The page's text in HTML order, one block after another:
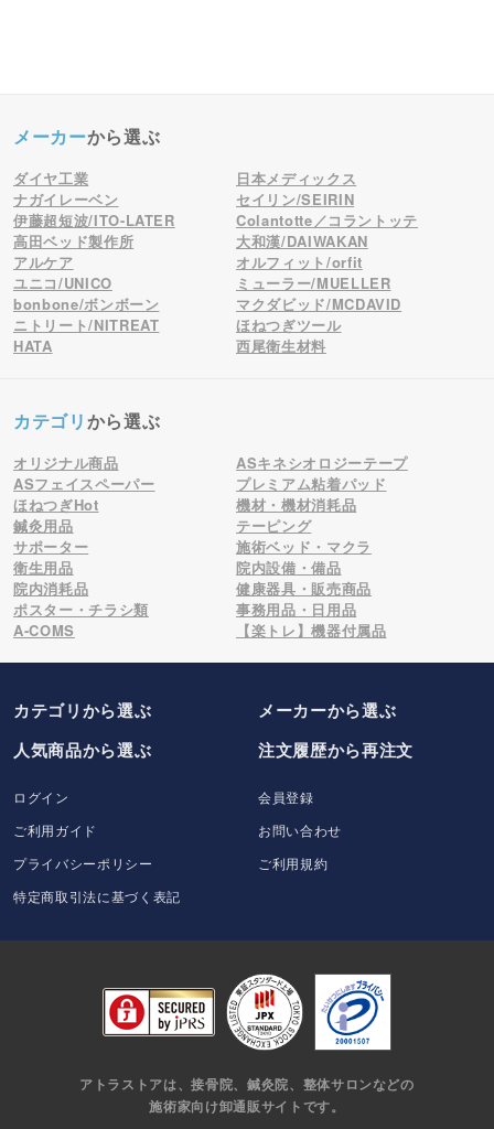
メーカーから選ぶ
ダイヤ工業
日本メディックス
ナガイレーベン
セイリン/SEIRIN
伊藤超短波/ITO-LATER
Colantotte／コラントッテ
高田ベッド製作所
大和漢/DAIWAKAN
アルケア
オルフィット/orfit
ユニコ/UNICO
ミューラー/MUELLER
bonbone/ボンボーン
マクダビッド/MCDAVID
ニトリート/NITREAT
ほねつぎツール
HATA
西尾衛生材料
カテゴリから選ぶ
オリジナル商品
ASキネシオロジーテープ
ASフェイスペーパー
プレミアム粘着パッド
ほねつぎHot
機材・機材消耗品
鍼灸用品
テーピング
サポーター
施術ベッド・マクラ
衛生用品
院内設備・備品
院内消耗品
健康器具・販売商品
ポスター・チラシ類
事務用品・日用品
A-COMS
【楽トレ】機器付属品
カテゴリから選ぶ メーカーから選ぶ
人気商品から選ぶ
注文履歴から再注文
ログイン
会員登録
ご利用ガイド
お問い合わせ
プライバシーポリシー
ご利用規約
特定商取引法に基づく表記
アトラストアは、接骨院、鍼灸院、整体サロンなどの
施術家向け卸通販サイトです。